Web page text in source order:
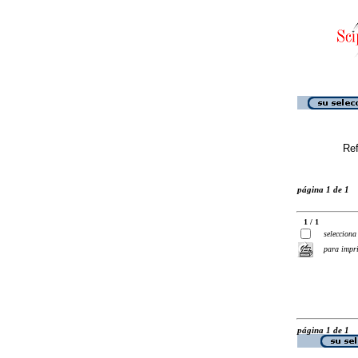
página 1 de 1
1 / 1
selecciona
para
página 1 de 1